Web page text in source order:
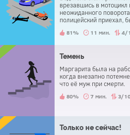
врезавшись в
неожиданного
полицейский приехал,
81% 11 мин. 4/
Темень
Маргарита была на
когда внезапно
что её муж при смерти.
80% 7 мин. 3/
Только не сейчас!